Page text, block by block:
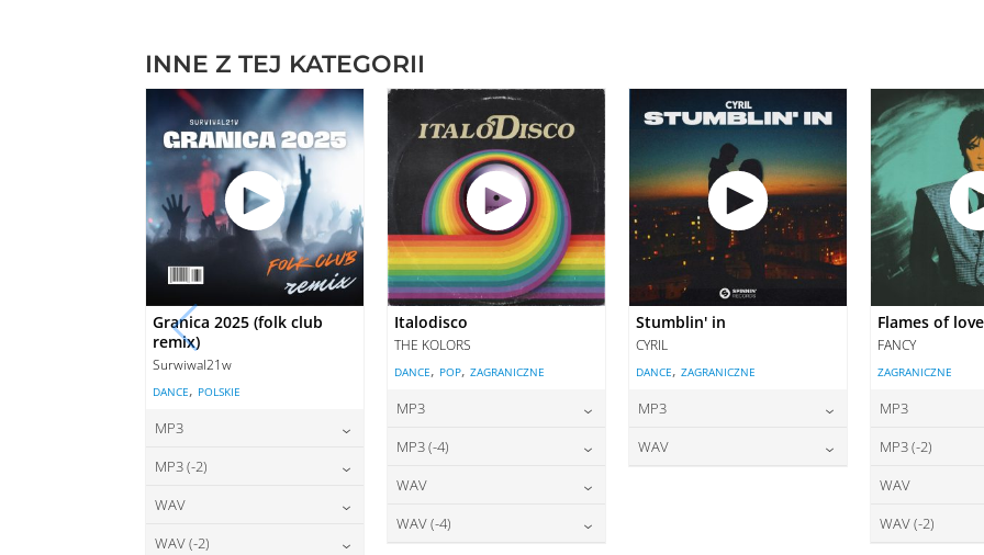
INNE Z TEJ KATEGORII
Granica 2025 (folk club
remix)
Surwiwal21w
DANCE, POLSKIE
MP3
cena:
DODAJ DO KOSZYKA
MP3 (-2)
WAV
cena:
WAV (-2)
Italodisco
THE KOLORS
DANCE, POP, ZAGRANICZNE
MP3
cena:
DODAJ DO KOSZYKA
MP3 (-4)
WAV
cena:
WAV (-4)
Stumblin' in
CYRIL
DANCE, ZAGRANICZNE
MP3
WAV
Flames of
FANCY
ZAGRANICZNE
MP3
cena:
DODAJ DO
MP3 (-2)
WAV
cena:
WAV (-2)